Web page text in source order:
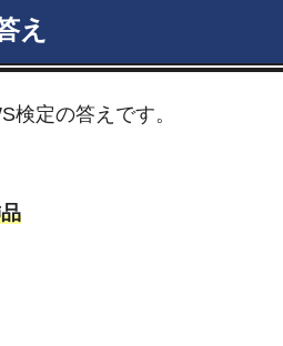
え
検定の答えです。